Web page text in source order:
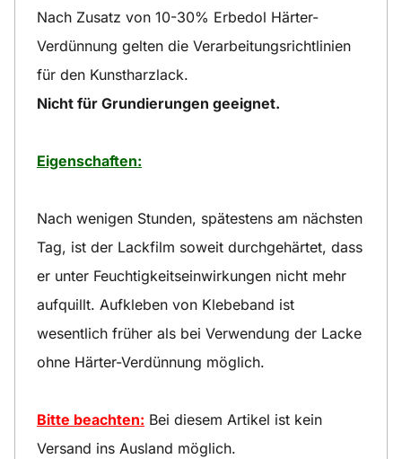
Nach Zusatz von 10-30% Erbedol Härter-
Verdünnung gelten die Verarbeitungsrichtlinien
für den Kunstharzlack.
Nicht für Grundierungen geeignet.
Eigenschaften:
Nach wenigen Stunden, spätestens am nächsten
Tag, ist der Lackfilm soweit durchgehärtet, dass
er unter Feuchtigkeitseinwirkungen nicht mehr
aufquillt. Aufkleben von Klebeband ist
wesentlich früher als bei Verwendung der Lacke
ohne Härter-Verdünnung möglich.
Bitte beachten: Bei diesem Artikel ist kein
Versand ins Ausland möglich.